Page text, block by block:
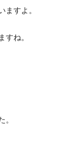
ますよ。
すね。
。